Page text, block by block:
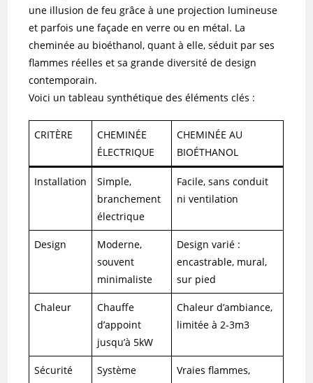
une illusion de feu grâce à une projection lumineuse
et parfois une façade en verre ou en métal. La
cheminée au bioéthanol, quant à elle, séduit par ses
flammes réelles et sa grande diversité de design
contemporain.
Voici un tableau synthétique des éléments clés :
CRITÈRE
CHEMINÉE
ÉLECTRIQUE
CHEMINÉE AU
BIOÉTHANOL
Installation
Simple,
branchement
électrique
Facile, sans conduit
ni ventilation
Design
Moderne,
souvent
minimaliste
Design varié :
encastrable, mural,
sur pied
Chaleur
Chauffe
d’appoint
jusqu’à 5kW
Chaleur d’ambiance,
limitée à 2-3m3
Sécurité
Système
Vraies flammes,